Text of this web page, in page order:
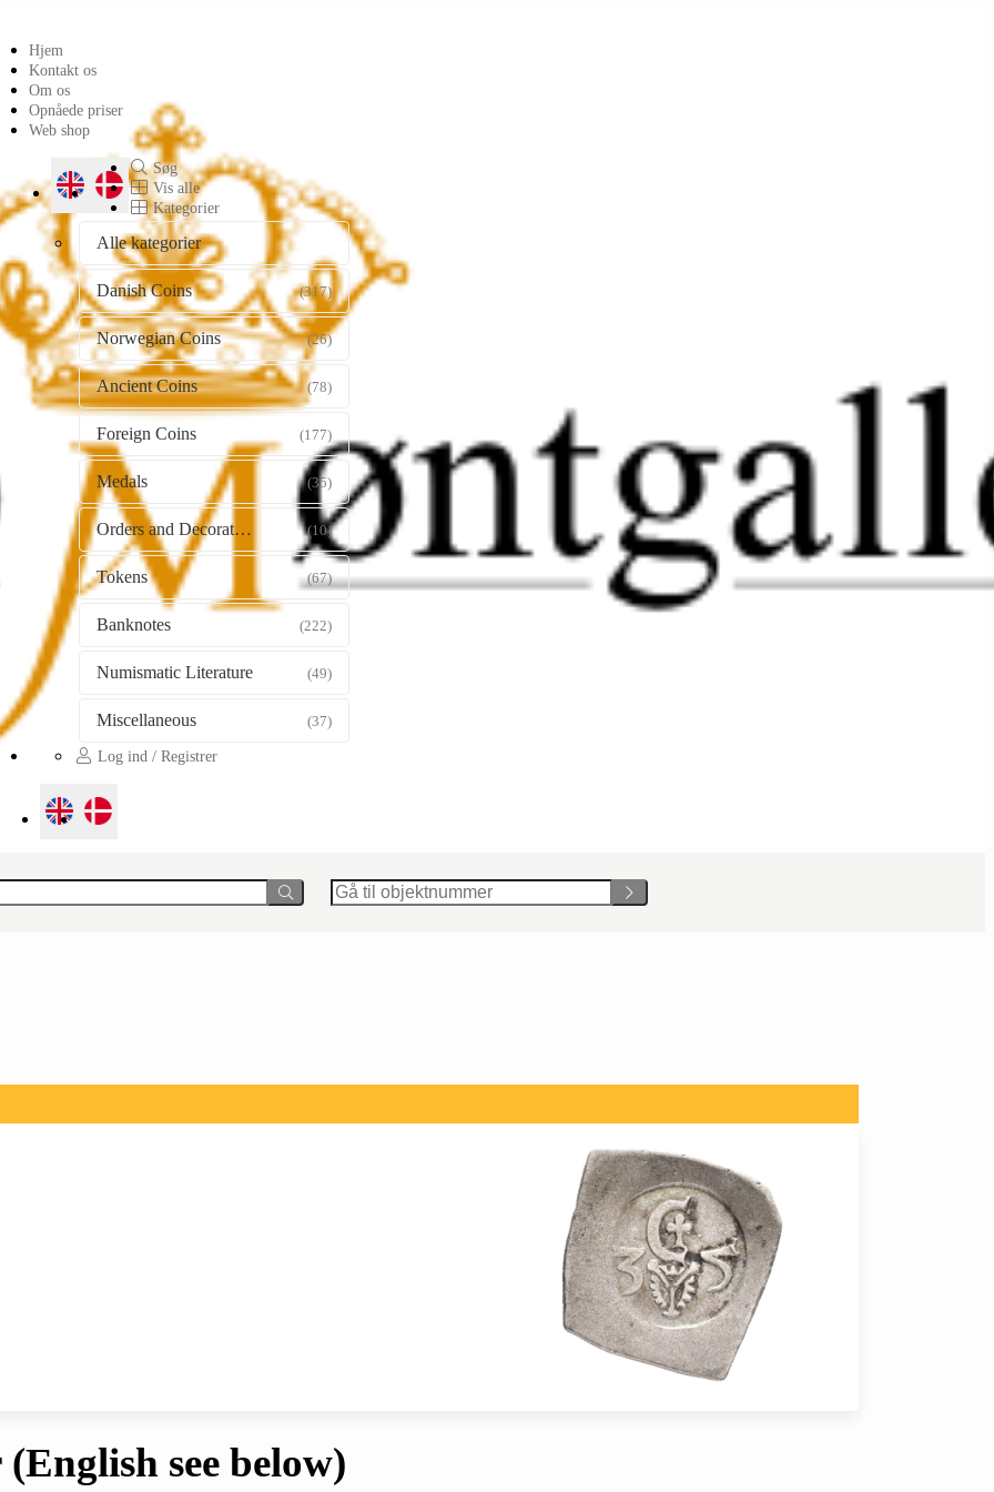
Hjem
Kontakt os
Om os
Opnåede priser
Web shop
Søg
Vis alle
Kategorier
Alle kategorier
Danish Coins (317)
Norwegian Coins (26)
Ancient Coins (78)
Foreign Coins (177)
Medals (35)
Orders and Decorations (10)
Tokens (67)
Banknotes (222)
Numismatic Literature (49)
Miscellaneous (37)
Log ind / Registrer
(English see below)